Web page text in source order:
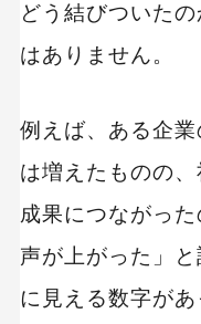
Qlipper
Webクリッピン
PlayAds
PR効果を正しく
よう
どう結びついた
はありません。
例えば、ある企
は増えたものの
成果につながっ
声が上がった」
に見える数字が